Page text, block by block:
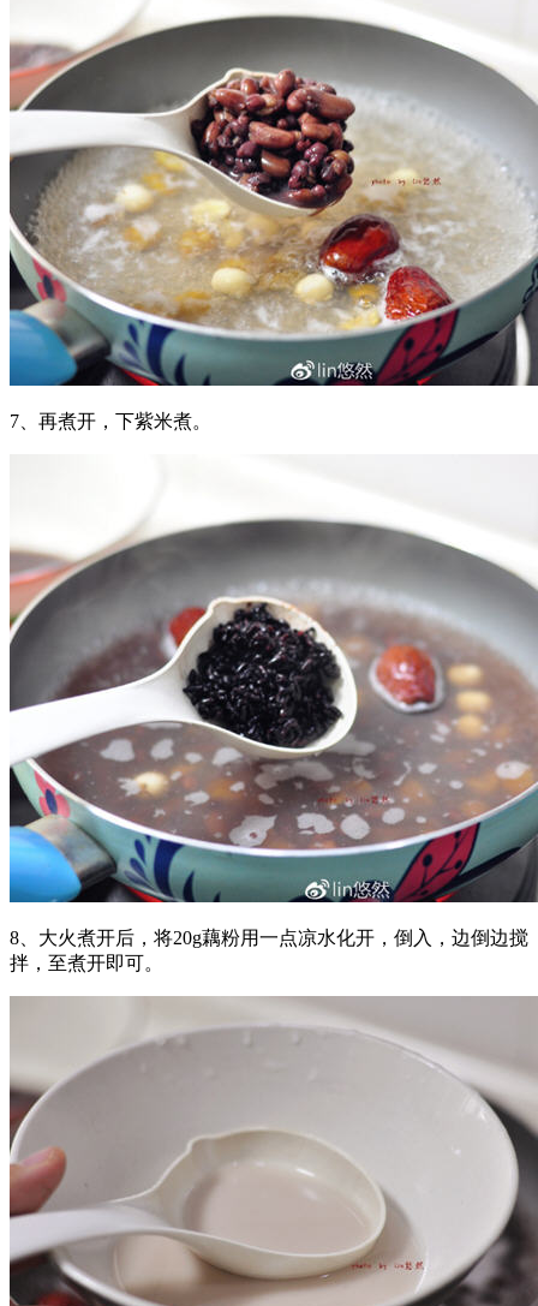
7、再煮开，下紫米煮。
8、大火煮开后，将20g藕粉用一点凉水化开，倒入，边倒边搅
拌，至煮开即可。